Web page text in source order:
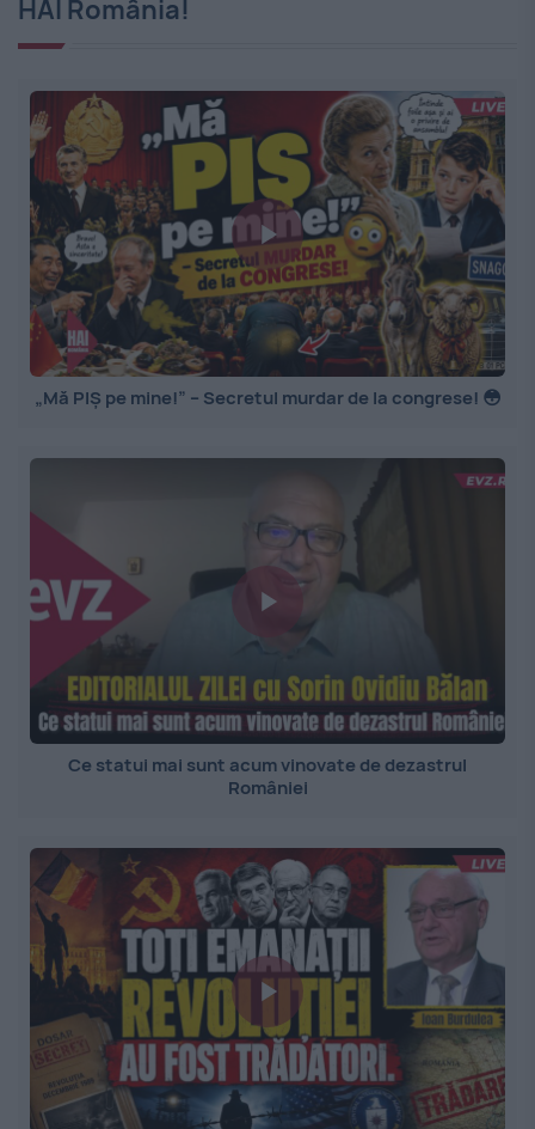
HAI România!
„Mă PIȘ pe mine!” – Secretul murdar de la congrese! 😳
Ce statui mai sunt acum vinovate de dezastrul
României